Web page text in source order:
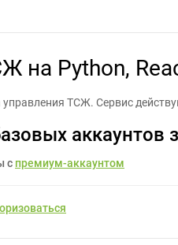
на Python,
управления ТСЖ. Сервис
аккаунтов
с премиум-аккаунтом